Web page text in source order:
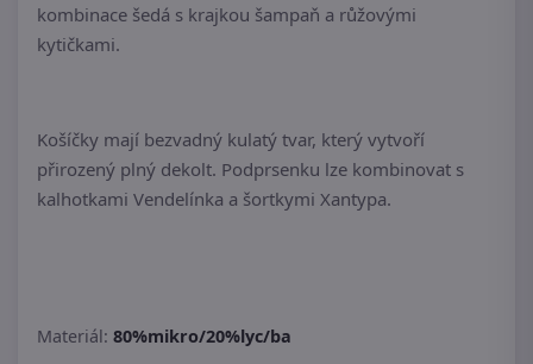
kombinace šedá s krajkou šampaň a růžovými
kytičkami.
Košíčky mají bezvadný kulatý tvar, který vytvoří
přirozený plný dekolt. Podprsenku lze kombinovat s
kalhotkami Vendelínka a šortkymi Xantypa.
Materiál: 80%mikro/20%lyc/ba